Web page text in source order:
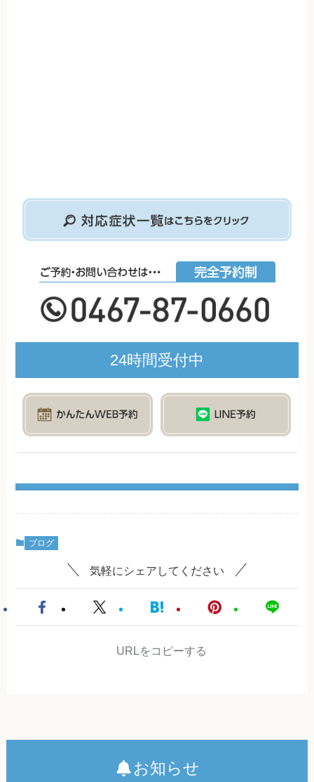
24時間受付中
ブログ
気軽にシェアしてください
URLをコピーする
お知らせ